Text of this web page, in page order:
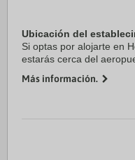
Ubicación del
Si optas por alojarte en
estarás cerca del
a 6,5 km de Marché des ...
Más información.